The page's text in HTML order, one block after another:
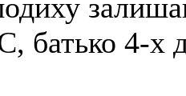
батько 4-х